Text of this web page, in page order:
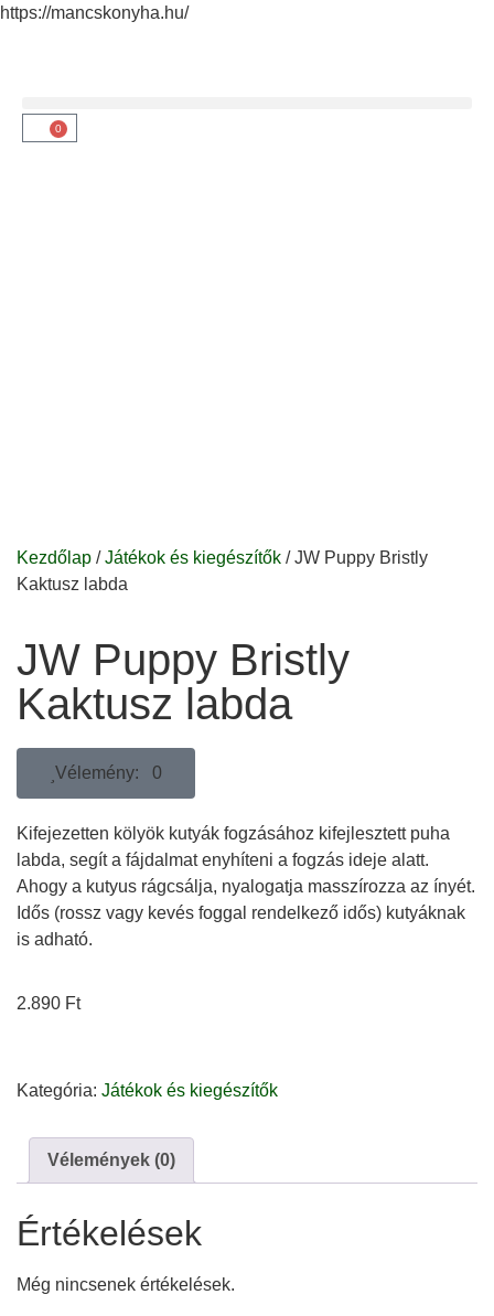
https://mancskonyha.hu/
0
Kezdőlap /Játékok és kiegészítők / JW Puppy Bristly
Kaktusz labda
JW Puppy Bristly
Kaktusz labda
Vélemény: 0
Kifejezetten kölyök kutyák fogzásához kifejlesztett puha
labda, segít a fájdalmat enyhíteni a fogzás ideje alatt.
Ahogy a kutyus rágcsálja, nyalogatja masszírozza az ínyét.
Idős (rossz vagy kevés foggal rendelkező idős) kutyáknak
is adható.
2.890 Ft
Kategória: Játékok és kiegészítők
Vélemények (0)
Értékelések
Még nincsenek értékelések.